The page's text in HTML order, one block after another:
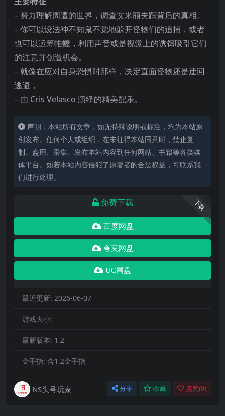
– 努力理解周遭的世界，调查艾米丽失踪背后的真相。
– 你可以设法神不知鬼不觉地躲开怪物们的追捕，或者
也可以运筹帷幄，利用声音或是视觉上的诱饵吸引它们
的注意并创造机会。
– 就像在应对自身恐惧时那样，决定直面怪物还是迂回
逃避，
– 由 Cris Velasco 演绎的精美配乐。
声明：本站所有文章，如无特殊说明或标注，均为本站原
创发布。任何个人或组织，在未征得本站同意时，禁止复
制、盗用、采集、发布本站内容到任何网站、书籍等各类媒
体平台。如若本站内容侵犯了原著者的合法权益，可联系我
们进行处理。
下载
免费下载
百度网盘
夸克网盘
UC网盘
最近更新: 2026-06-07
游戏大小:
最新版本: 1.2
金手指: 含1.2金手指
NS头号玩家 分享 收藏 点赞(0)